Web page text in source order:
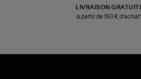
LIVRAISON
à partir de 150 €